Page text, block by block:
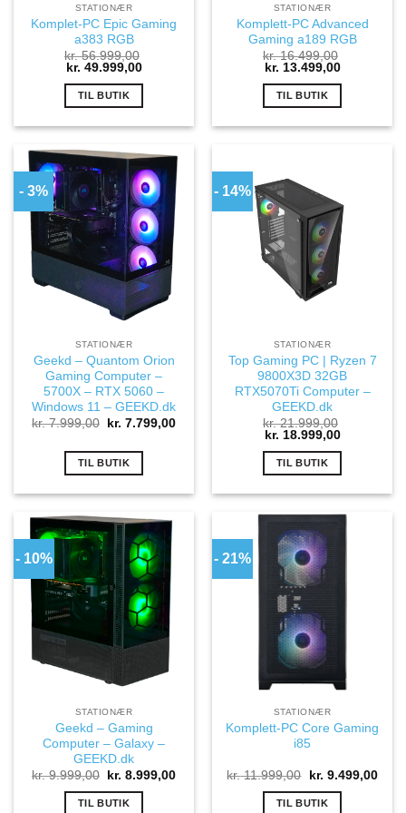
STATIONÆR
Komplet-PC Epic Gaming
a383 RGB
kr.56.999,00
Den
pris
var:
kr. 49.999,00Den
TIL BUTIK
STATIONÆR
Komplett-PC Advanced
Gaming a189 RGB
kr.16.499,00
Den
pris
var:
kr. 13.499,00Den
TIL BUTIK
- 3%
STATIONÆR
Geekd – Quantom Orion
Gaming Computer –
5700X – RTX 5060 –
Windows 11 – GEEKD.dk
kr.7.999,00
Den
var:
kr. 7.999,00.
kr. 7.799,00Den
TIL BUTIK
- 14%
STATIONÆR
Top Gaming PC | Ryzen 7
9800X3D 32GB
RTX5070Ti Computer –
GEEKD.dk
kr.21.999,00
Den
pris
var:
kr. 18.999,00Den
TIL BUTIK
- 10%
STATIONÆR
Geekd – Gaming
Computer – Galaxy –
GEEKD.dk
kr.9.999,00
Den
pris
var:
kr. 8.999,00Den
TIL BUTIK
- 21%
STATIONÆR
Komplett-PC Core Gaming
i85
kr.11.999,00
Den
pris
var:
kr. 9.499,00Den
TIL BUTIK